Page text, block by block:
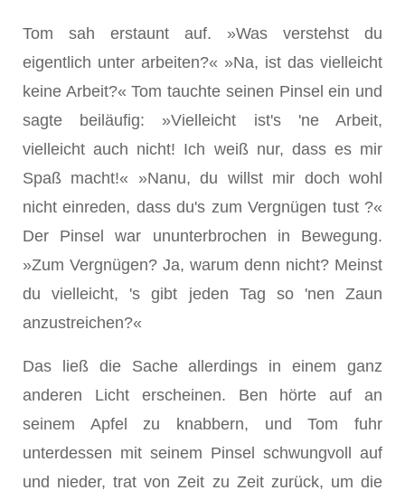
Tom sah erstaunt auf. »Was verstehst du
eigentlich unter arbeiten?« »Na, ist das vielleicht
keine Arbeit?« Tom tauchte seinen Pinsel ein und
sagte beiläufig: »Viel­leicht ist's 'ne Arbeit,
vielleicht auch nicht! Ich weiß nur, dass es mir
Spaß macht!« »Nanu, du willst mir doch wohl
nicht einreden, dass du's zum Vergnügen tust ?«
Der Pinsel war ununterbrochen in Bewegung.
»Zum Vergnügen? Ja, warum denn nicht? Meinst
du vielleicht, 's gibt jeden Tag so 'nen Zaun
anzustreichen?«
Das ließ die Sache allerdings in einem ganz
anderen Licht erscheinen. Ben hörte auf an
seinem Apfel zu knab­bern, und Tom fuhr
unterdessen mit seinem Pinsel schwungvoll auf
und nieder, trat von Zeit zu Zeit zurück, um die